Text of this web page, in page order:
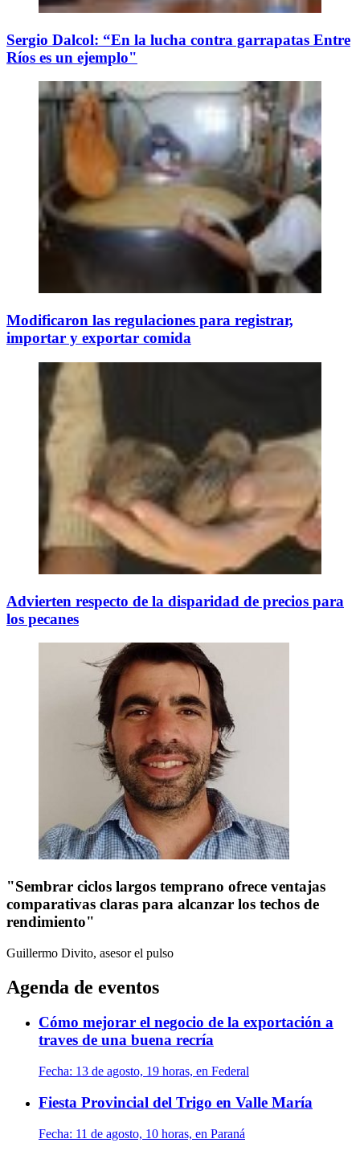
Sergio Dalcol: “En la lucha contra garrapatas Entre
Ríos es un ejemplo"
Modificaron las regulaciones para registrar,
importar y exportar comida
Advierten respecto de la disparidad de precios para
los pecanes
"Sembrar ciclos largos temprano ofrece ventajas
comparativas claras para alcanzar los techos de
rendimiento"
Guillermo Divito, asesor el pulso
Agenda de eventos
Cómo mejorar el negocio de la exportación a
traves de una buena recría
Fecha: 13 de agosto, 19 horas, en Federal
Fiesta Provincial del Trigo en Valle María
Fecha: 11 de agosto, 10 horas, en Paraná